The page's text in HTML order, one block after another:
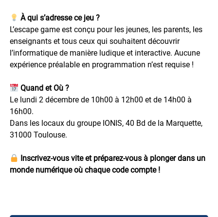
À qui s’adresse ce jeu ?
L’escape game est conçu pour les jeunes, les parents, les
enseignants et tous ceux qui souhaitent découvrir
l’informatique de manière ludique et interactive. Aucune
expérience préalable en programmation n’est requise !
Quand et Où ?
Le lundi 2 décembre de 10h00 à 12h00 et de 14h00 à
16h00.
Dans les locaux du groupe IONIS, 40 Bd de la Marquette,
31000 Toulouse.
Inscrivez-vous vite et préparez-vous à plonger dans un
monde numérique où chaque code compte !